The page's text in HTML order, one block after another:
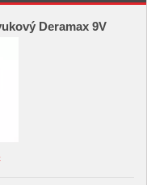
Deramax 9V